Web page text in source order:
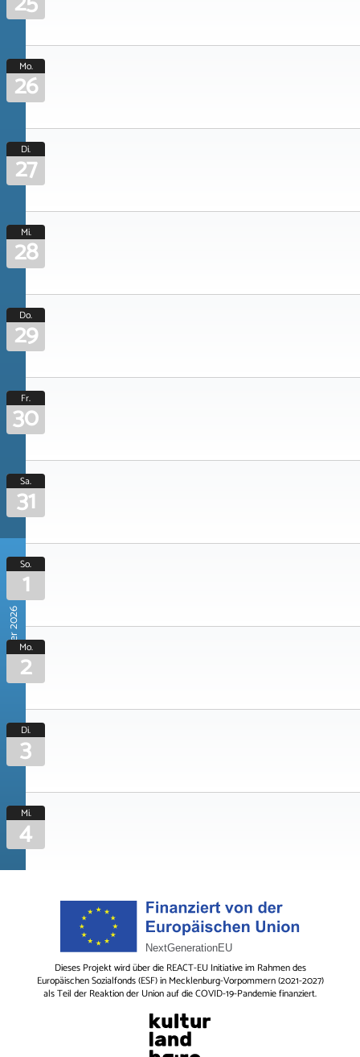
Mo.
26
Di.
27
Mi.
28
Do.
29
Fr.
30
Sa.
31
November 2026
So.
1
Mo.
2
Di.
3
Mi.
4
Dieses Projekt wird über die REACT-EU Initiative im Rahmen des
Europäischen Sozialfonds (ESF) in Mecklenburg-Vorpommern (2021-2027)
als Teil der Reaktion der Union auf die COVID-19-Pandemie finanziert.